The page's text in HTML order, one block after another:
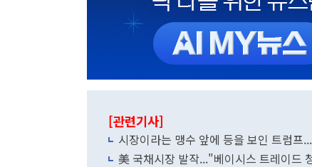
[관련기사]
시장이라는 맹수 앞에 등을 보인 트럼프
美 국채시장 발작..."베이시스 트레이드